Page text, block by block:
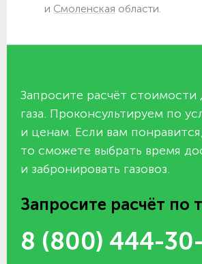
и Смоленская области.
Запросите расчёт стоимости
газа. Проконсультируем по
и ценам. Если вам понравится,
то сможете выбрать время
и забронировать газовоз.
Запросите расчёт по
8 (800) 444-